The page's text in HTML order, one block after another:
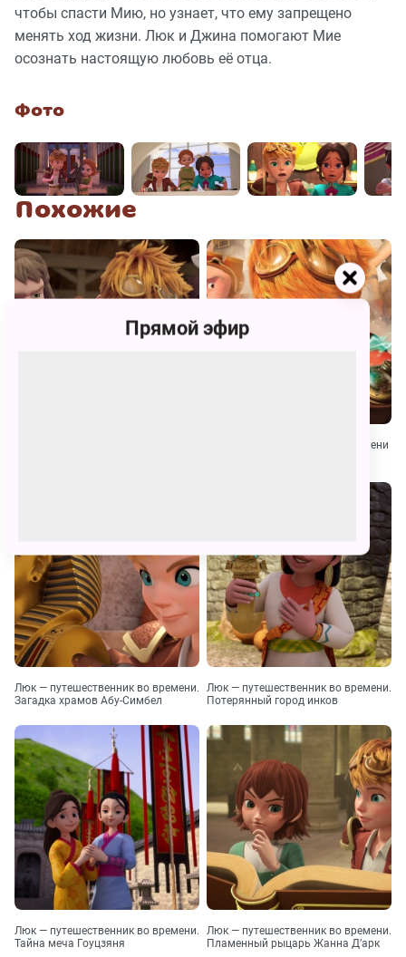
чтобы спасти Мию, но узнает, что ему запрещено
менять ход жизни. Люк и Джина помогают Мие
осознать настоящую любовь её отца.
Фото
Похожие
Люк — путешественник во времени
Люк — путешественник во времени.
Загадка храмов Абу-Симбел
Люк — путешественник во времени.
Потерянный город инков
Люк — путешественник во времени.
Тайна меча Гоуцзяня
Люк — путешественник во времени.
Пламенный рыцарь Жанна Д’арк
Прямой эфир